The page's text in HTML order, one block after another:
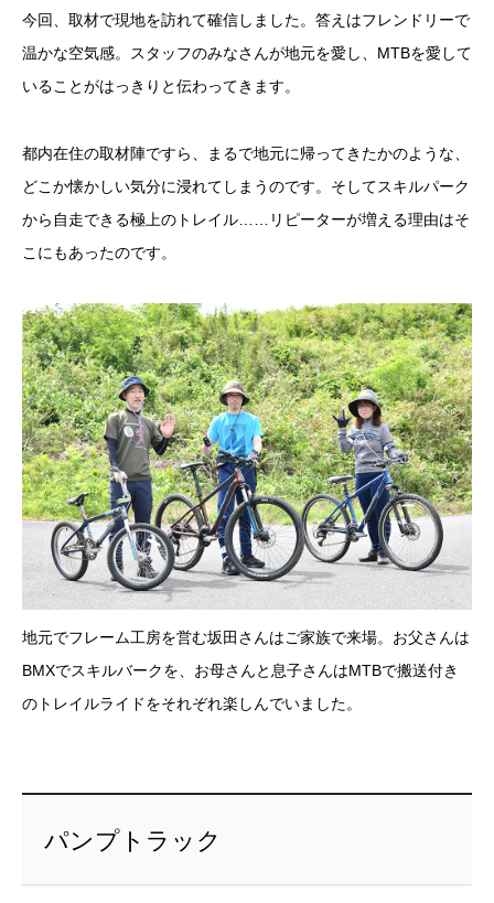
今回、取材で現地を訪れて確信しました。答えはフレンドリーで
温かな空気感。スタッフのみなさんが地元を愛し、MTBを愛して
いることがはっきりと伝わってきます。
都内在住の取材陣ですら、まるで地元に帰ってきたかのような、
どこか懐かしい気分に浸れてしまうのです。そしてスキルパーク
から自走できる極上のトレイル……リピーターが増える理由はそ
こにもあったのです。
地元でフレーム工房を営む坂田さんはご家族で来場。お父さんは
BMXでスキルバークを、お母さんと息子さんはMTBで搬送付き
のトレイルライドをそれぞれ楽しんでいました。
パンプトラック